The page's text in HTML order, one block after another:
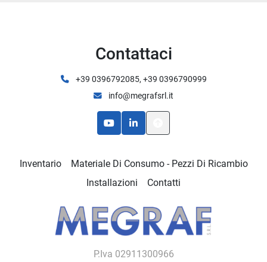
Contattaci
+39 0396792085, +39 0396790999
info@megrafsrl.it
youtubelinkedin
Inventario
Materiale Di Consumo - Pezzi Di Ricambio
Installazioni
Contatti
P.Iva 02911300966